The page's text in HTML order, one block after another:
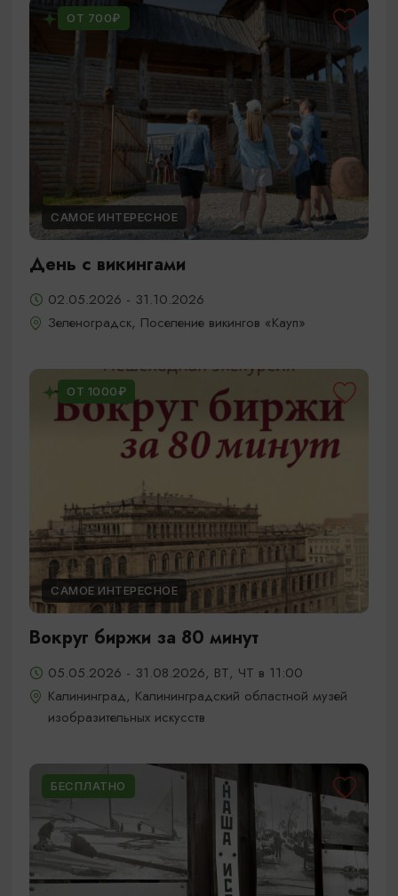
ОТ 700₽
САМОЕ ИНТЕРЕСНОЕ
День с викингами
02.05.2026 - 31.10.2026
Зеленоградск, Поселение викингов «Кауп»
ОТ 1000₽
САМОЕ ИНТЕРЕСНОЕ
Вокруг биржи за 80 минут
05.05.2026 - 31.08.2026, ВТ, ЧТ в 11:00
Калининград, Калининградский областной музей
изобразительных искусств
БЕСПЛАТНО